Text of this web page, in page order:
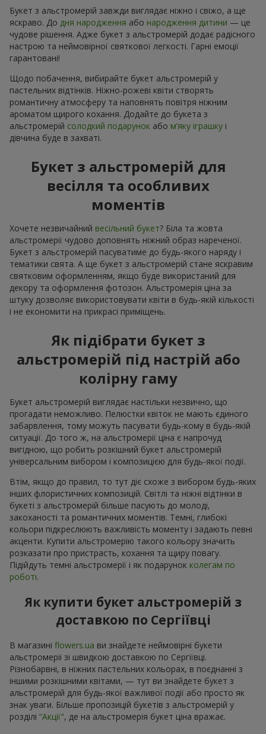
Букет з альстромерій завжди виглядає ніжно і свіжо, а ще
яскраво. До дня народження або народження дитини — це
чудове рішення. Адже букет з альстромерій додає радісного
настрою та неймовірної святкової легкості. Гарні емоції
гарантовані!
Щодо побачення, вибирайте букет альстромерій у
пастельних відтінків. Ніжно-рожеві квіти створять
романтичну атмосферу та наповнять повітря ніжним
ароматом щирого кохання. Додайте до букета з
альстромерій солодкий подарунок або м’яку іграшку і
дівчина буде в захваті.
Букет з альстромерій для
весілля та особливих
моментів
Хочете незвичайний весільний букет? Біла та жовта
альстромерії чудово доповнять ніжний образ нареченої.
Букет з альстромерій пасуватиме до будь-якого наряду і
тематики свята. А ще букет з альстромерій стане яскравим
святковим оформленням, якщо буде використаний для
декору та оформлення фотозон. Альстромерія ціна за
штуку дозволяє використовувати квіти в будь-якій кількості
і не економити на прикрасі приміщень.
Як підібрати букет з
альстромерій під настрій або
колірну гаму
Букет альстромерій виглядає настільки незвично, що
прогадати неможливо. Пелюстки квіток не мають єдиного
забарвлення, тому можуть пасувати будь-кому в будь-якій
ситуації. До того ж, на альстромерії ціна є напрочуд
вигідною, що робить розкішний букет альстромерій
універсальним вибором і композицією для будь-якої події.
Втім, якщо до правил, то тут діє схоже з вибором будь-яких
інших флористичних композицій. Світлі та ніжні відтінки в
букеті з альстромерій більше пасують до молоді,
закоханості та романтичних моментів. Темні, глибокі
кольори підкреслюють важливість моменту і задають певні
акценти. Купити альстромерію такого кольору значить
розказати про пристрасть, кохання та щиру повагу.
Підійдуть темні альстромерії і як подарунок колегам по
роботі.
Як купити букет альстромерій з
доставкою по Сергіївці
В магазині flowers.ua ви знайдете неймовірні букети
альстромеріі зі швидкою доставкою по Сергіївці.
Різнобарвні, в ніжних пастельних кольорах, в поєднанні з
іншими розкішними квітами, — тут ви знайдете букет з
альстромерій для будь-якої важливої події або просто як
знак уваги. Більше пропозицій букетів з альстромерій у
розділі “Акції", де на альстромерія букет ціна вражає.